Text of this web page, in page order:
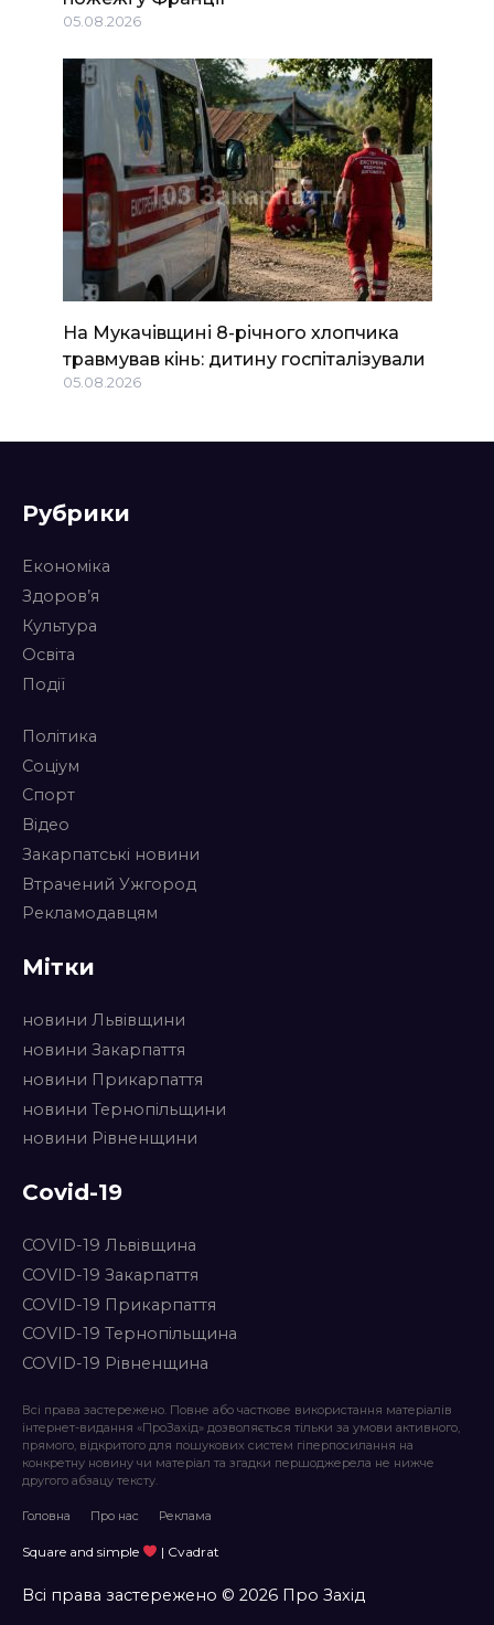
05.08.2026
На Мукачівщині 8-річного хлопчика
травмував кінь: дитину госпіталізували
05.08.2026
Рубрики
Економіка
Здоров’я
Культура
Освіта
Події
Політика
Соціум
Спорт
Відео
Закарпатські новини
Втрачений Ужгород
Рекламодавцям
Мітки
новини Львівщини
новини Закарпаття
новини Прикарпаття
новини Тернопільщини
новини Рівненщини
Covid-19
COVID-19 Львівщина
COVID-19 Закарпаття
COVID-19 Прикарпаття
COVID-19 Тернопільщина
COVID-19 Рівненщина
Всі права застережено. Повне або часткове використання матеріалів
інтернет-видання «ПроЗахід» дозволяється тільки за умови активного,
прямого, відкритого для пошукових систем гіперпосилання на
конкретну новину чи матеріал та згадки першоджерела не нижче
другого абзацу тексту.
Головна Про нас Реклама
Square and simple | Cvadrat
Всі права застережено © 2026 Про Захід